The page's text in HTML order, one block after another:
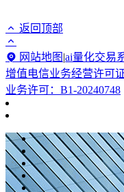
返回顶部
网站地图 |ai量化交易
增值电信业务经营许可
业务许可：B1-20240748